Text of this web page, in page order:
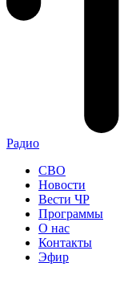
Радио
СВО
Новости
Вести ЧР
Программы
О нас
Контакты
Эфир